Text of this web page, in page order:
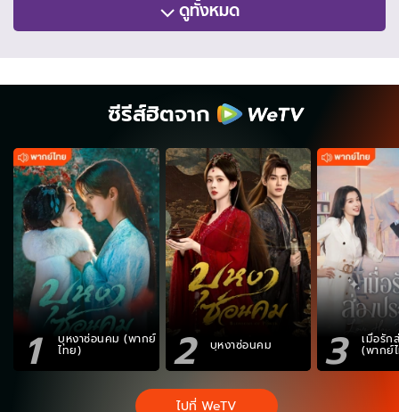
ดูทั้งหมด
ซีรีส์ฮิตจาก
1 บุหงาซ่อนคม (พากย์
ไทย) 2 บุหงาซ่อนคม 3 เมื่อรัก
(พากย์
ไปที่ WeTV